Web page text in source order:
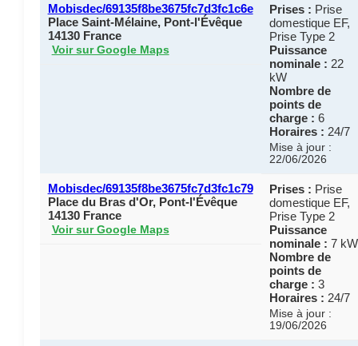
Mobisdec/69135f8be3675fc7d3fc1c6e
Place Saint-Mélaine, Pont-l'Évêque
14130 France
Voir sur Google Maps
Prises : Prise
domestique EF,
Prise Type 2
Puissance
nominale : 22
kW
Nombre de
points de
charge : 6
Horaires : 24/7
Mise à jour :
22/06/2026
Mobisdec/69135f8be3675fc7d3fc1c79
Place du Bras d'Or, Pont-l'Évêque
14130 France
Voir sur Google Maps
Prises : Prise
domestique EF,
Prise Type 2
Puissance
nominale : 7 kW
Nombre de
points de
charge : 3
Horaires : 24/7
Mise à jour :
19/06/2026